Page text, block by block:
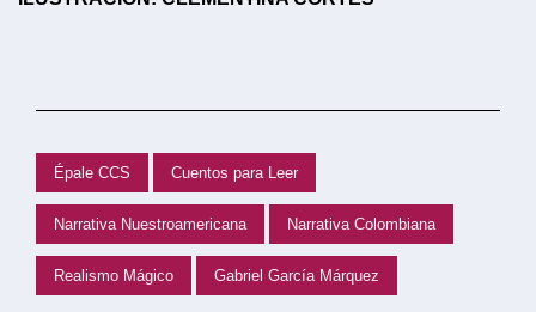
Épale CCS Cuentos para Leer
Narrativa Nuestroamericana Narrativa Colombiana
Realismo Mágico Gabriel García Márquez